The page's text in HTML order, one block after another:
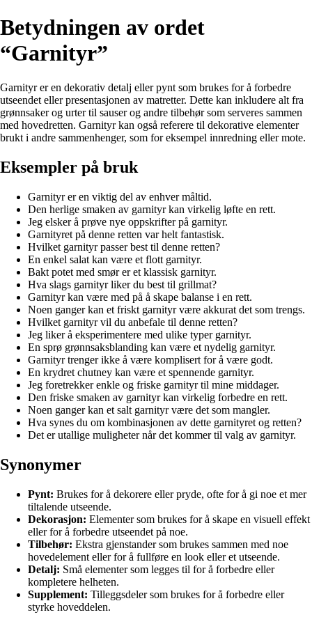
Betydningen av ordet
“Garnityr”
Garnityr er en dekorativ detalj eller pynt som brukes for å forbedre
utseendet eller presentasjonen av matretter. Dette kan inkludere alt fra
grønnsaker og urter til sauser og andre tilbehør som serveres sammen
med hovedretten. Garnityr kan også referere til dekorative elementer
brukt i andre sammenhenger, som for eksempel innredning eller mote.
Eksempler på bruk
Garnityr er en viktig del av enhver måltid.
Den herlige smaken av garnityr kan virkelig løfte en rett.
Jeg elsker å prøve nye oppskrifter på garnityr.
Garnityret på denne retten var helt fantastisk.
Hvilket garnityr passer best til denne retten?
En enkel salat kan være et flott garnityr.
Bakt potet med smør er et klassisk garnityr.
Hva slags garnityr liker du best til grillmat?
Garnityr kan være med på å skape balanse i en rett.
Noen ganger kan et friskt garnityr være akkurat det som trengs.
Hvilket garnityr vil du anbefale til denne retten?
Jeg liker å eksperimentere med ulike typer garnityr.
En sprø grønnsaksblanding kan være et nydelig garnityr.
Garnityr trenger ikke å være komplisert for å være godt.
En krydret chutney kan være et spennende garnityr.
Jeg foretrekker enkle og friske garnityr til mine middager.
Den friske smaken av garnityr kan virkelig forbedre en rett.
Noen ganger kan et salt garnityr være det som mangler.
Hva synes du om kombinasjonen av dette garnityret og retten?
Det er utallige muligheter når det kommer til valg av garnityr.
Synonymer
Pynt: Brukes for å dekorere eller pryde, ofte for å gi noe et mer
tiltalende utseende.
Dekorasjon: Elementer som brukes for å skape en visuell effekt
eller for å forbedre utseendet på noe.
Tilbehør: Ekstra gjenstander som brukes sammen med noe
hovedelement eller for å fullføre en look eller et utseende.
Detalj: Små elementer som legges til for å forbedre eller
kompletere helheten.
Supplement: Tilleggsdeler som brukes for å forbedre eller
styrke hoveddelen.